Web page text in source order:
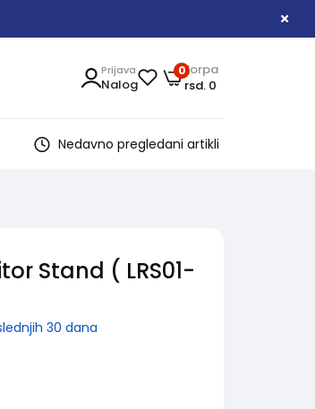
Korpa
rsd. 0
0
Prijava
Nalog
Nedavno pregledani artikli
Stand ( LRS01-
30 dana